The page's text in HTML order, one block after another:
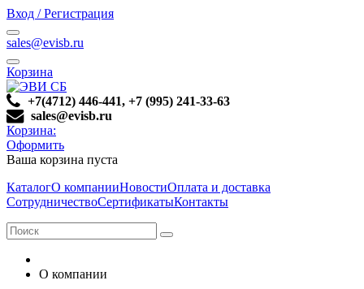
Вход / Регистрация
sales@evisb.ru
Корзина
+7(4712) 446-441, +7 (995) 241-33-63
sales@evisb.ru
Корзина:
Оформить
Ваша корзина пуста
КаталогО компанииНовостиОплата и доставка
СотрудничествоСертификатыКонтакты
О компании